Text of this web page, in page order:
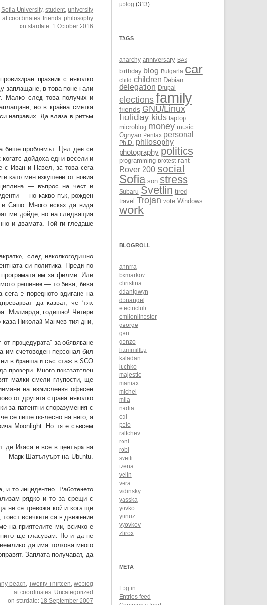
,Sofia University,student ,university
at coordinates:friends ,philosophy
on stardate: 1 October 2016
празник с няколко
заплащане, в това поне нали
Малко след това получих и
но в крайна сметка
направих. Да вляза в ритъм
беше проблемът. Цял ден се
дойдоха едни весели и
с Иван и Павел, за това сега
като мен изкушени от новия
— въпрос на чест и
— но какво пък, рожден
Сашо. Много исках да видя
ми дойде, но на следващия
и двамата. Той ги гледаше
след няколкогодишно
си политика. Преди по
програмата им за филми. Или
решение — то бива, бива
е поредното вдигане на
да казват, че “тях
Милиарда, годишно! Четири
каза Николай Манчев тия дни,
процедурата” за обявяване
им счетоводен персонал бил
в бранша и със стаж в SCO
провери. Много показателен
малки смели глупости, ще
на измисления офисен
от другата страна няколко
за патентни споразумения с
се пише по-лесно на него, а
Moonlight. Но тя е съвсем
де Икаса е все в центъра на
— Марк Шатълуърт на Ubuntu.
и то инцидентно. Работенето
рядко и то за срещи с
не се тревожа кой и кога ще
всичките са в движение
на приятелите ми, всичко е
ще гласувам. Но и да не
да има толкова много
Заплата получават, да
beach ,Twenty Thirteen ,weblog
at coordinates: Uncategorized
on stardate: 18 September 2007
µblog (313)
TAGS
anarchy anniversary BAS
birthday blog Bulgaria car
child children Debian
delegation Drupal
elections family
friends GNU/Linux
holiday kids laptop
microblog money music
Ognyan Pentax personal
Ph.D. philosophy
photography politics
programming protest rant
Rover 200 social
Sofia son stress
Subaru Svetlin tired
travel Trojan vote Windows
work
BLOGROLL
annrra
bxmarkov
christina
ddantgwyn
donangel
electriclub
emilonlinester
george
geri
gonzo
hammillbg
kaladan
luchko
majestic
maniax
michel
mila
nadia
ogi
peio
raltchev
reni
robi
svetli
tzena
velin
vera
vidinsky
yasska
yovko
yunuz
yyovkov
zbrox
META
Log in
Entries feed